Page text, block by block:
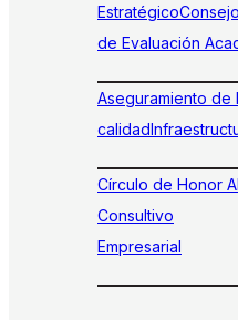
Estratégico
de Evaluación
Aseguramiento de
calidad
Círculo de Honor
Consultivo
Empresarial